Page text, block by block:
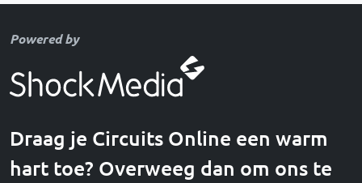
Powered by
Draag je Circuits Online een warm
hart toe? Overweeg dan om ons te